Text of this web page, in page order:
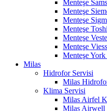
Menteşe
Menteşe
Menteşe
Menteşe
Menteşe
Menteşe
Menteşe
Milas
Hidrofor Servisi
Milas
Klima Servisi
Milas Airfel
Milas Airwell